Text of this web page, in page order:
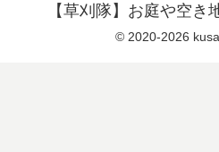
【草刈隊】お庭や空き
© 2020-2026